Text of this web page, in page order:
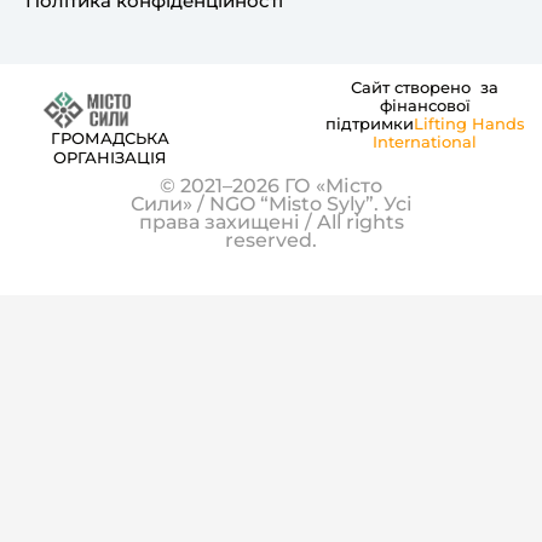
ГРОМАДСЬКА
ОРГАНІЗАЦІЯ
Сайт створено за
фінансової
підтримкиLifting Hands
International
© 2021–2026 ГО «Місто
Сили» / NGO “Misto Syly”. Усі
права захищені / All rights
reserved.